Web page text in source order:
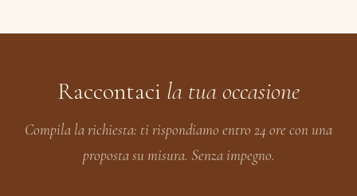
Raccontaci la tua occasione
Compila la richiesta: ti rispondiamo entro 24 ore con una
proposta su misura. Senza impegno.